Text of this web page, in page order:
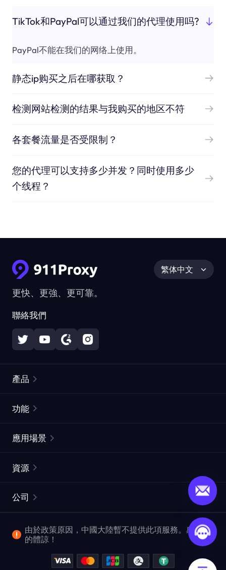
TikTok和PayPal可以通过我们的代理使用吗?
PayPal不能在我们的网络上使用。
静态ip购买之后在哪获取？
检测网站检测的结果与我购买的地区不符
各套餐流量是否受限制？
您的代理可以支持多少并发？同时使用多少
个线程？
更快、更強、更可靠。
聯絡我們
繁体中文
產品
靜態住宅代理
網頁擷取 API
視頻下載 API
功能
ISP代理
ProxySite
應用場景
市場研究
爬行和索引
查看所有使用案例
資源
常見問題解答
位置
公司
企業服務
反洗錢合規計劃
由於政策原因，中國大陸暫不提供此項服務。感謝您
的體諒！